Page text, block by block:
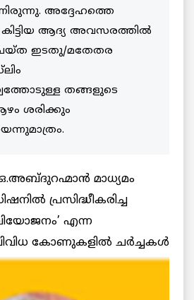
അദ്ദേഹത്തെ
ആദ്യ അവസരത്തില്‍
ഇടതു/മതേതര
തങ്ങളുടെ
ശരിക്കും
ഒ.അബ്ദുറഹ്മാന്‍ മാധ്യമം
പ്രസിദ്ധീകരിച്ച
എന്ന
വിവിധ കോണുകളില്‍ ചര്‍ച്ചകള്‍